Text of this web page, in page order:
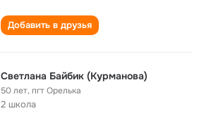
Добавить в друзья
Светлана Байбик (Курманова)
50 лет,пгт Орелька
2 школа